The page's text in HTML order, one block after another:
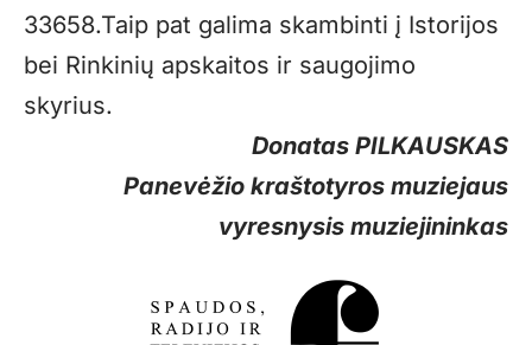
33658.Taip pat galima skambinti į Istorijos
bei Rinkinių apskaitos ir saugojimo
skyrius.
Donatas PILKAUSKAS
Panevėžio kraštotyros muziejaus
vyresnysis muziejininkas